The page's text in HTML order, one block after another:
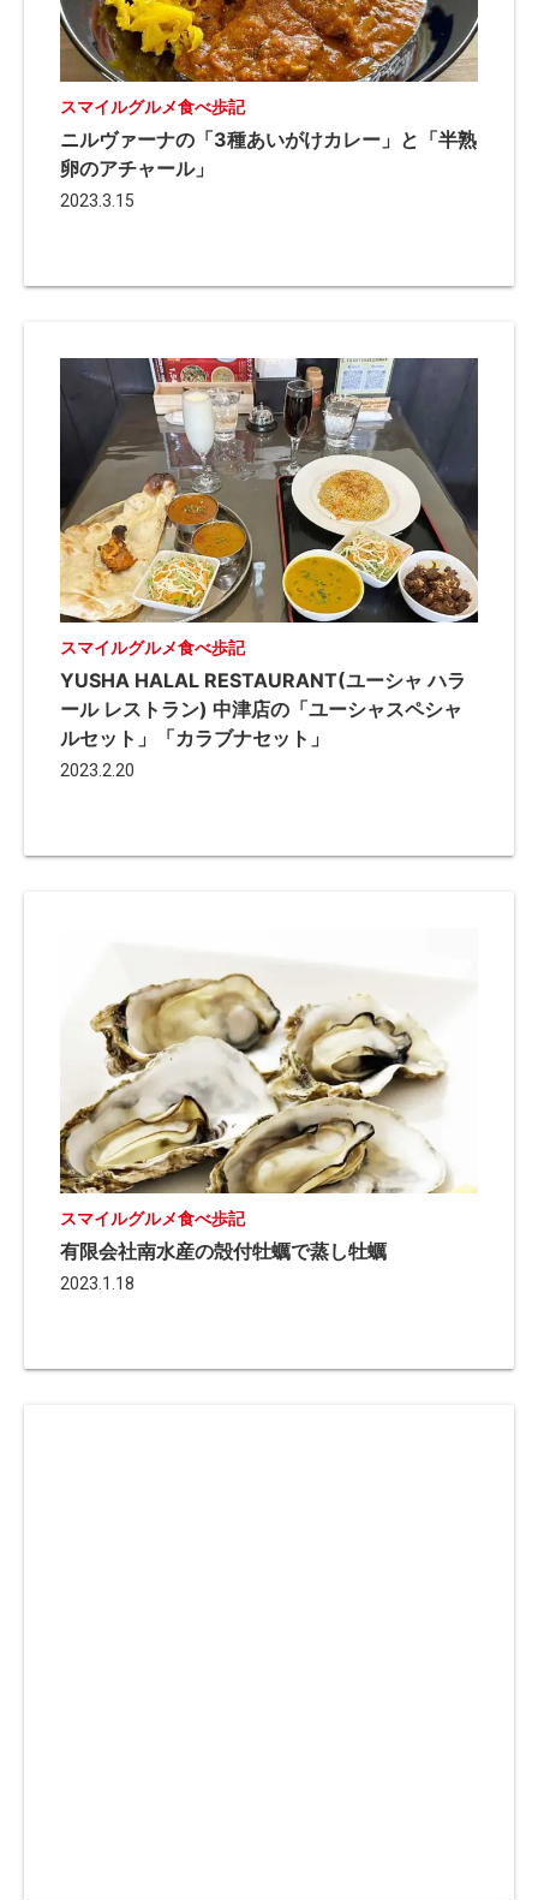
スマイルグルメ食べ歩記
ニルヴァーナの「3種あいがけカレー」と「半熟
卵のアチャール」
2023.3.15
スマイルグルメ食べ歩記
YUSHA HALAL RESTAURANT(ユーシャ ハラ
ール レストラン) 中津店の「ユーシャスペシャ
ルセット」「カラブナセット」
2023.2.20
スマイルグルメ食べ歩記
有限会社南水産の殻付牡蠣で蒸し牡蠣
2023.1.18